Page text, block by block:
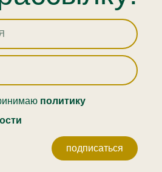
политику
подписаться